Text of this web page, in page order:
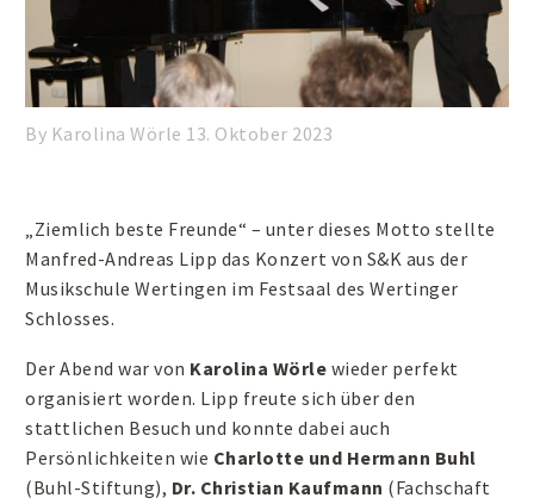
By Karolina Wörle 13. Oktober 2023
„Ziemlich beste Freunde“ – unter dieses Motto stellte
Manfred-Andreas Lipp das Konzert von S&K aus der
Musikschule Wertingen im Festsaal des Wertinger
Schlosses.
Der Abend war von Karolina Wörle wieder perfekt
organisiert worden. Lipp freute sich über den
stattlichen Besuch und konnte dabei auch
Persönlichkeiten wie Charlotte und Hermann Buhl
(Buhl-Stiftung), Dr. Christian Kaufmann (Fachschaft